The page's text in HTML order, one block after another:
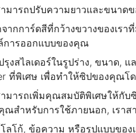
ามารถปรับความยาวและขนาด
จากการ์ดสีที่กว้างขวางของเร
การออกแบบของคุณ
รุงสไลเดอร์ในรูปร่าง, ขนาด,
ที่พิเศษ เพื่อทําให้ซิปของคุณโด
ามารถเพิ่มคุณสมบัติพิเศษให้กั
ณสําหรับการใช้ภายนอก, เรา
ลโก้, ข้อความ หรือรูปแบบของ